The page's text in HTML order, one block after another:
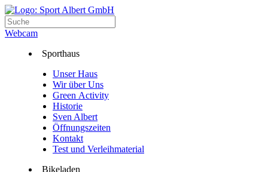
Webcam
Sporthaus
Unser Haus
Wir über Uns
Green Activity
Historie
Sven Albert
Öffnungszeiten
Kontakt
Test und Verleihmaterial
Bikeladen